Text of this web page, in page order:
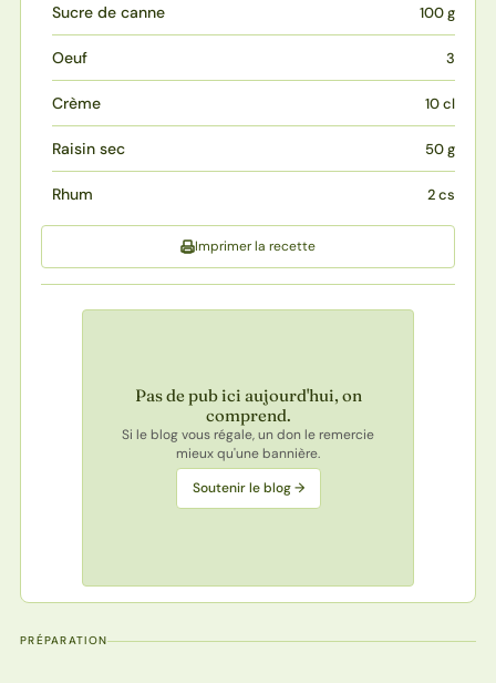
Sucre de canne 100 g
Oeuf 3
Crème 10 cl
Raisin sec 50 g
Rhum 2 cs
Imprimer la recette
Pas de pub ici aujourd'hui, on
comprend.
Si le blog vous régale, un don le remercie
mieux qu'une bannière.
Soutenir le blog →
PRÉPARATION